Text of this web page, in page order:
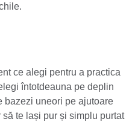
ce alegi pentru a practica
întotdeauna pe deplin
bazezi uneori pe ajutoare
te lași pur și simplu purtat